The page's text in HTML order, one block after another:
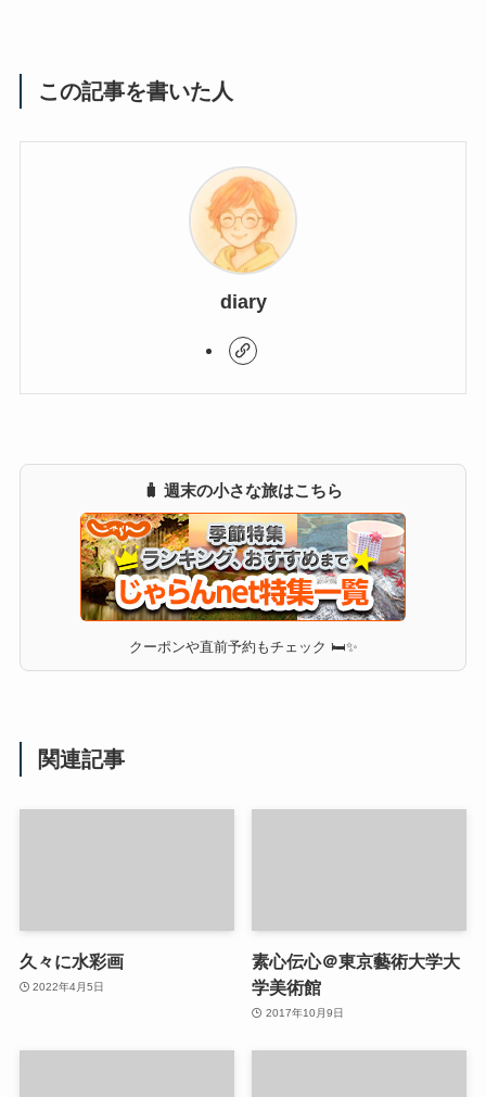
この記事を書いた人
diary
🧳 週末の小さな旅はこちら
クーポンや直前予約もチェック 🛏✨
関連記事
久々に水彩画
2022年4月5日
素心伝心＠東京藝術大学大
学美術館
2017年10月9日